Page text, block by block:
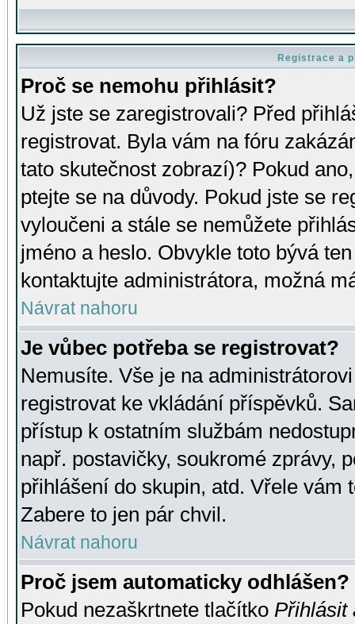
Registrace a
Proč se nemohu přihlásit?
Už jste se zaregistrovali? Před
registrovat. Byla vám na fóru
tato skutečnost zobrazí)? Pokud
ptejte se na důvody. Pokud jste se
vyloučeni a stále se nemůžete
jméno a heslo. Obvykle toto bývá
kontaktujte administrátora, možná
Návrat nahoru
Je vůbec potřeba se registrovat?
Nemusíte. Vše je na
registrovat ke vkládání příspěvků.
přístup k ostatním službám
např. postavičky, soukromé zprávy,
přihlášení do skupin, atd. Vřele vám
Zabere to jen pár chvil.
Návrat nahoru
Proč jsem automaticky odhlášen?
Pokud nezaškrtnete tlačítko Přihlásit